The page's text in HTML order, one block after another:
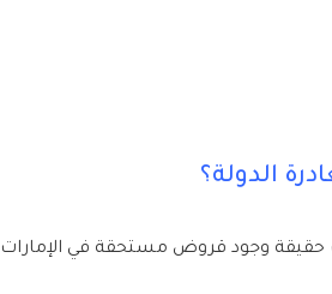
الدولة؟
حقيقة وجود قروض مستحقة في الإمارات